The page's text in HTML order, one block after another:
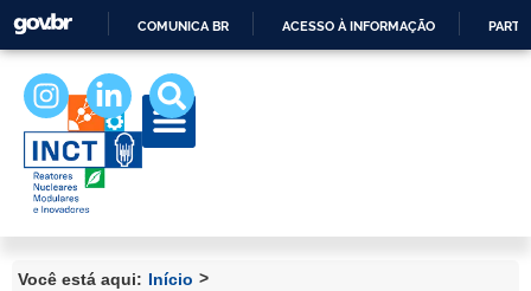
COMUNICA BR ACESSO À INFORMAÇÃO
Você está aqui: Início >